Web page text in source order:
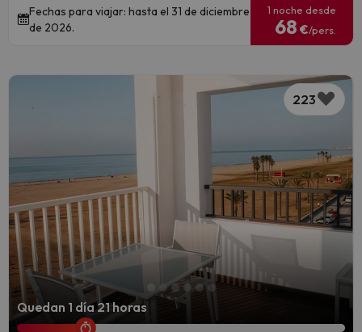
Fechas para viajar: hasta el 31 de diciembre
de 2026.
1 noche desde
68 €/pers.
223
Quedan 1 día 21 horas